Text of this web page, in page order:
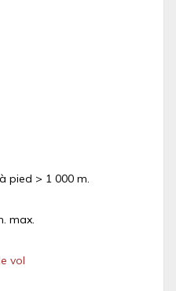
pied > 1 000 m.
max.
vol